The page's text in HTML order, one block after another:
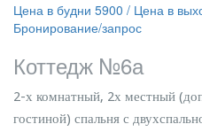
Цена в будни 5900 / Цена в
Бронирование/запрос
Коттедж №6а
2-х комнатный, 2х местный
гостиной) спальня с